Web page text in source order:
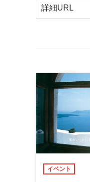
詳細URL
イベント